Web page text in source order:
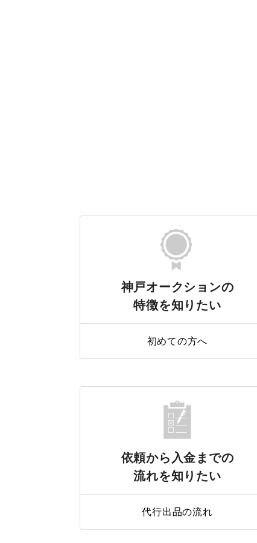
神戸オークションの
特徴を知りたい
初めての方へ
依頼から入金までの
流れを知りたい
代行出品の流れ